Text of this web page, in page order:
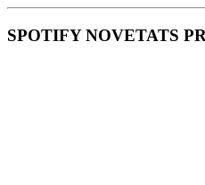
SPOTIFY NOVETATS